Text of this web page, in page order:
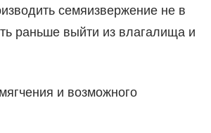
семяизвержение не в
раньше выйти из влагалища и
и возможного